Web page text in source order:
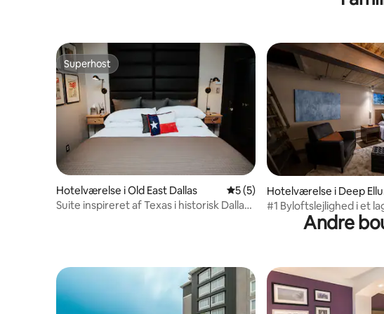
Superhost
Superhost
Hotelværelse i Old East Dallas 5 ud af 5 i gennemsnitlig
5 (5)
Suite inspireret af Texas i historisk Dallas
Hotelværelse i Deep
#1 Byloftslejlighed i et
fyldt med kunst
Andre